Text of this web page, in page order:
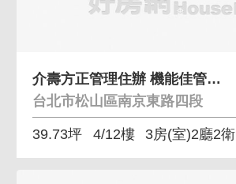
介壽方正管理住辦 機能佳管理佳
台北市松山區南京東路四段
39.73坪 4/12樓 3房(室)2廳2衛